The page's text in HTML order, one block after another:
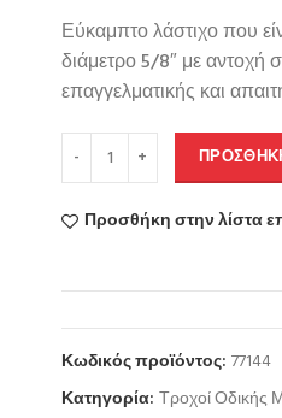
Εύκαμπτο λάστιχο που
διάμετρο 5/8″ με αντοχή
επαγγελματικής και
Προσθήκη στην λίστα
Κωδικός προϊόντος: 77144
Κατηγορία: Τροχοί Οδικής